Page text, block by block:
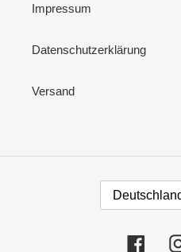
Impressum
Datenschutzerklärung
Versand